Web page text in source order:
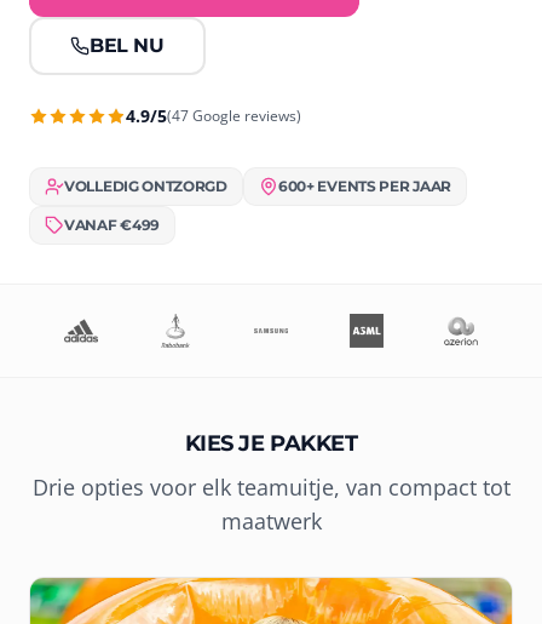
BEL NU
4.9/5(47 Google reviews)
VOLLEDIG ONTZORGD 600+ EVENTS PER JAAR
VANAF €499
KIES JE PAKKET
Drie opties voor elk teamuitje, van compact tot
maatwerk